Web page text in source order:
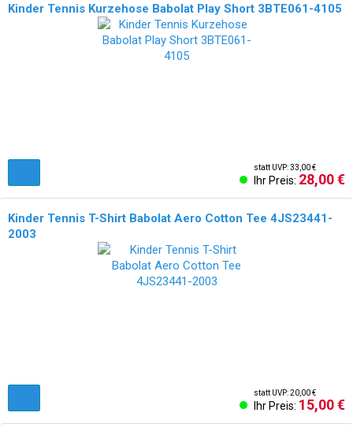
Kinder Tennis Kurzehose Babolat Play Short 3BTE061-4105
statt UVP: 33,00 €
Ihr Preis: 28,00 €
Kinder Tennis T-Shirt Babolat Aero Cotton Tee 4JS23441-
2003
statt UVP: 20,00 €
Ihr Preis: 15,00 €